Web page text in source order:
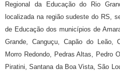
Regional da Educação do Rio
localizada na região sudeste do RS,
de Educação dos municípios de
Grande, Canguçu, Capão do Leão,
Morro Redondo, Pedras Altas, Pedro
Piratini, Santana da Boa Vista, São